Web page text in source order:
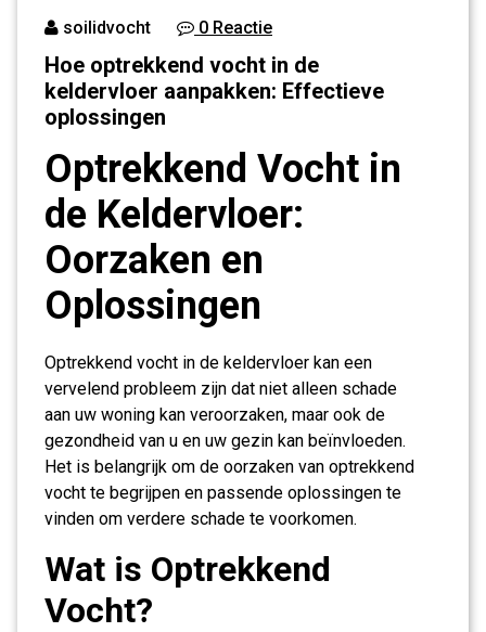
soilidvocht 0 Reactie
Hoe optrekkend vocht in de
keldervloer aanpakken: Effectieve
oplossingen
Optrekkend Vocht in
de Keldervloer:
Oorzaken en
Oplossingen
Optrekkend vocht in de keldervloer kan een
vervelend probleem zijn dat niet alleen schade
aan uw woning kan veroorzaken, maar ook de
gezondheid van u en uw gezin kan beïnvloeden.
Het is belangrijk om de oorzaken van optrekkend
vocht te begrijpen en passende oplossingen te
vinden om verdere schade te voorkomen.
Wat is Optrekkend
Vocht?